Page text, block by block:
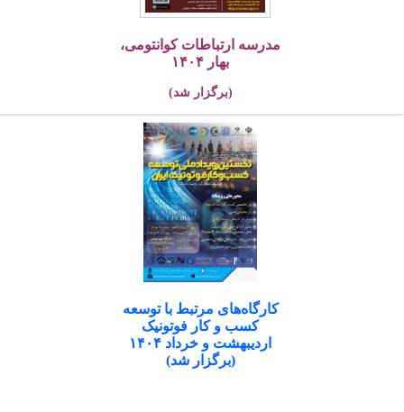
مدرسه ارتباطات کوانتومی،
بهار ۱۴۰۴
(برگزار شد)
کارگاه‌های مرتبط با توسعه
کسب و کار فوتونیک
اردیبهشت و خرداد ۱۴۰۴
(برگزار شد)